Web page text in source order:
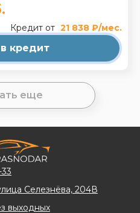
Кредит от 21 838 ₽/мес.
кредит
еще
Селезнёва, 204В
выходных